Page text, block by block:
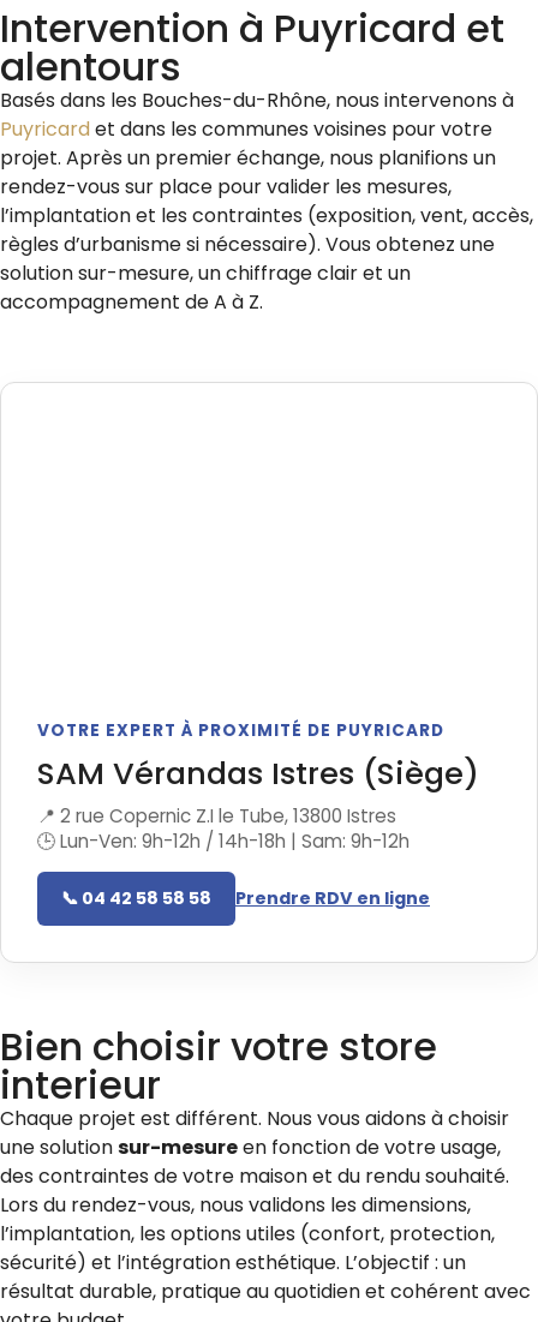
Intervention à Puyricard et
alentours
Basés dans les Bouches-du-Rhône, nous intervenons à
Puyricard et dans les communes voisines pour votre
projet. Après un premier échange, nous planifions un
rendez-vous sur place pour valider les mesures,
l’implantation et les contraintes (exposition, vent, accès,
règles d’urbanisme si nécessaire). Vous obtenez une
solution sur-mesure, un chiffrage clair et un
accompagnement de A à Z.
VOTRE EXPERT À PROXIMITÉ DE PUYRICARD
SAM Vérandas Istres (Siège)
📍 2 rue Copernic Z.I le Tube, 13800 Istres
🕒 Lun-Ven: 9h-12h / 14h-18h | Sam: 9h-12h
📞 04 42 58 58 58 Prendre RDV en ligne
Bien choisir votre store
interieur
Chaque projet est différent. Nous vous aidons à choisir
une solutionsur-mesureen fonction de votre usage,
des contraintes de votre maison et du rendu souhaité.
Lors du rendez-vous, nous validons les dimensions,
l’implantation, les options utiles (confort, protection,
sécurité) et l’intégration esthétique. L’objectif : un
résultat durable, pratique au quotidien et cohérent avec